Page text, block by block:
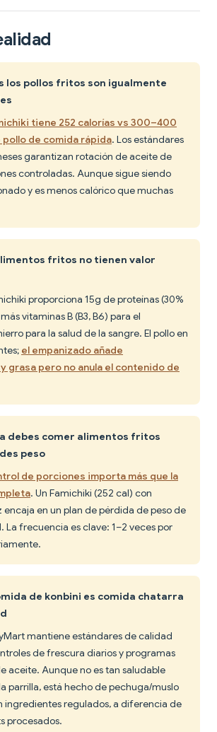
los pollos fritos son igualmente
tiene 252 calorías vs 300–400
de comida rápida. Los estándares
garantizan rotación de aceite de
controladas. Aunque sigue siendo
y es menos calórico que muchas
fritos no tienen valor
proporciona 15g de proteínas (30%
vitaminas B (B3, B6) para el
para la salud de la sangre. El pollo en
el empanizado añade
grasa pero no anula el contenido de
debes comer alimentos fritos
peso
de porciones importa más que la
. Un Famichiki (252 cal) con
encaja en un plan de pérdida de peso de
La frecuencia es clave: 1–2 veces por
de konbini es comida chatarra
mantiene estándares de calidad
de frescura diarios y programas
aceite. Aunque no es tan saludable
parrilla, está hecho de pechuga/muslo
ingredientes regulados, a diferencia de
procesados.